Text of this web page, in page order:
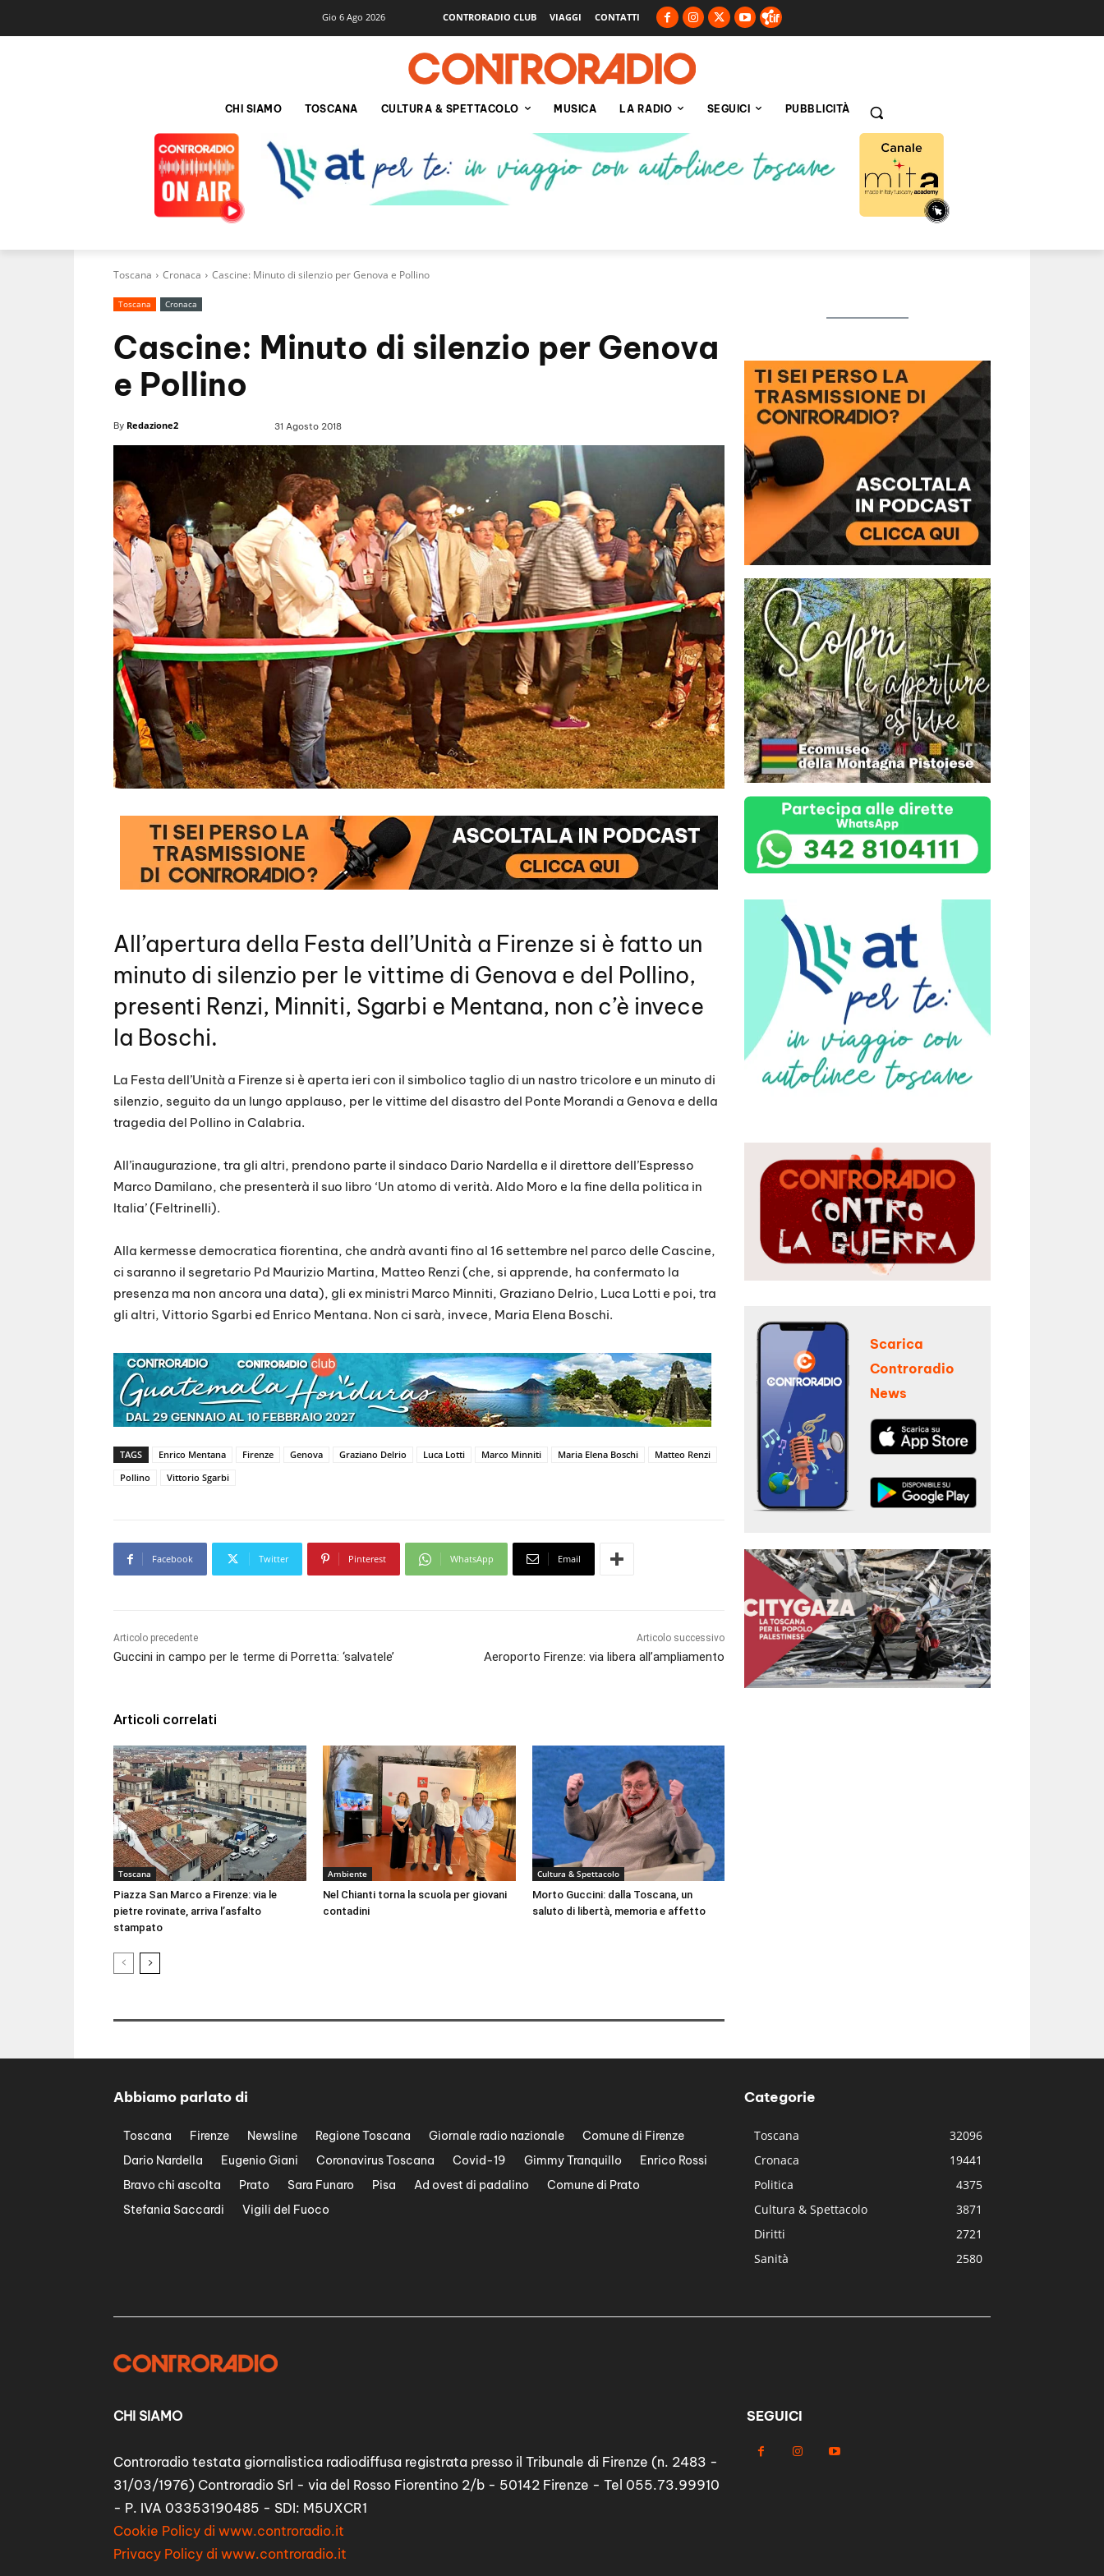
Gio 6 Ago 2026 CONTRORADIO CLUB VIAGGI CONTATTI
CHI SIAMO TOSCANA CULTURA & SPETTACOLO MUSICA LA RADIO SEGUICI PUBBLICITÀ
Toscana Cronaca Cascine: Minuto di silenzio per Genova e Pollino
Toscana Cronaca
Cascine: Minuto di silenzio per Genova
e Pollino
By Redazione2 31 Agosto 2018
All’apertura della Festa dell’Unità a Firenze si è fatto un
minuto di silenzio per le vittime di Genova e del Pollino,
presenti Renzi, Minniti, Sgarbi e Mentana, non c’è invece
la Boschi.
La Festa dell’Unità a Firenze si è aperta ieri con il simbolico taglio di un nastro tricolore e un minuto di
silenzio, seguito da un lungo applauso, per le vittime del disastro del Ponte Morandi a Genova e della
tragedia del Pollino in Calabria.
All’inaugurazione, tra gli altri, prendono parte il sindaco Dario Nardella e il direttore dell’Espresso
Marco Damilano, che presenterà il suo libro ‘Un atomo di verità. Aldo Moro e la fine della politica in
Italia’ (Feltrinelli).
Alla kermesse democratica fiorentina, che andrà avanti fino al 16 settembre nel parco delle Cascine,
ci saranno il segretario Pd Maurizio Martina, Matteo Renzi (che, si apprende, ha confermato la
presenza ma non ancora una data), gli ex ministri Marco Minniti, Graziano Delrio, Luca Lotti e poi, tra
gli altri, Vittorio Sgarbi ed Enrico Mentana. Non ci sarà, invece, Maria Elena Boschi.
TAGS Enrico Mentana Firenze Genova Graziano Delrio Luca Lotti Marco Minniti Maria Elena Boschi
Matteo Renzi
Pollino
Vittorio Sgarbi
Facebook Twitter Pinterest WhatsApp Email
Articolo precedente
Guccini in campo per le terme di Porretta: ‘salvatele’
Articolo successivo
Aeroporto Firenze: via libera all’ampliamento
Articoli correlati
Toscana
Piazza San Marco a Firenze: via le
pietre rovinate, arriva l’asfalto
stampato
Ambiente
Nel Chianti torna la scuola per giovani
contadini
Cultura & Spettacolo
Morto Guccini: dalla Toscana, un
saluto di libertà, memoria e affetto
Scarica
Controradio
News
Abbiamo parlato di
Toscana Firenze Newsline Regione Toscana Giornale radio nazionale
Comune di Firenze
Dario Nardella
Eugenio Giani Coronavirus Toscana Covid-19 Gimmy Tranquillo
Enrico Rossi
Bravo chi ascolta
Prato Sara Funaro Pisa Ad ovest di padalino
Comune di Prato
Stefania Saccardi
Vigili del Fuoco
Categorie
Toscana
32096
Cronaca
19441
Politica
4375
Cultura & Spettacolo
3871
Diritti
2721
Sanità
2580
CHI SIAMO
Controradio testata giornalistica radiodiffusa registrata presso il Tribunale di Firenze (n. 2483 -
31/03/1976) Controradio Srl - via del Rosso Fiorentino 2/b - 50142 Firenze - Tel 055.73.99910
- P. IVA 03353190485 - SDI: M5UXCR1
Cookie Policy di www.controradio.it
Privacy Policy di www.controradio.it
SEGUICI